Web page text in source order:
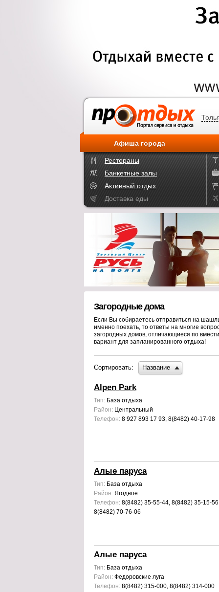
Афиша города
Рестораны
Банкетные залы
Активный отдых
Доставка еды
Загородные дома
Если Вы собираетесь отправиться на
именно поехать, то ответы на многие
загородных домов, отличающиеся по
вариант для запланированного отдыха!
Сортировать: Название
Alpen Park
Тип: База отдыха
Район: Центральный
Телефон: 8 927 893 17 93, 8(8482) 40-17-98
Алые паруса
Тип: База отдыха
Район: Ягодное
Телефон: 8(8482) 35-55-44, 8(8482) 35-15-
8(8482) 70-76-06
Алые паруса
Тип: База отдыха
Район: Федоровские луга
Телефон: 8(8482) 315-000, 8(8482) 314-000